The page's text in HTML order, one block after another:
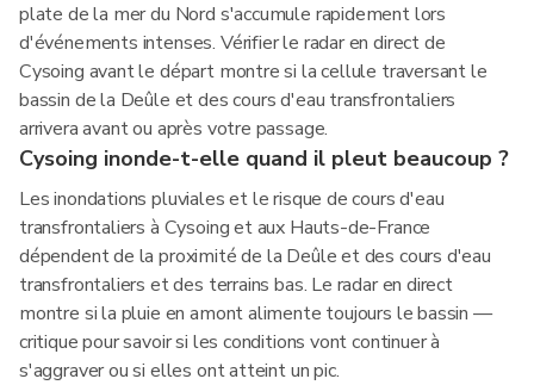
plate de la mer du Nord s'accumule rapidement lors
d'événements intenses. Vérifier le radar en direct de
Cysoing avant le départ montre si la cellule traversant le
bassin de la Deûle et des cours d'eau transfrontaliers
arrivera avant ou après votre passage.
Cysoing inonde-t-elle quand il pleut beaucoup ?
Les inondations pluviales et le risque de cours d'eau
transfrontaliers à Cysoing et aux Hauts-de-France
dépendent de la proximité de la Deûle et des cours d'eau
transfrontaliers et des terrains bas. Le radar en direct
montre si la pluie en amont alimente toujours le bassin —
critique pour savoir si les conditions vont continuer à
s'aggraver ou si elles ont atteint un pic.